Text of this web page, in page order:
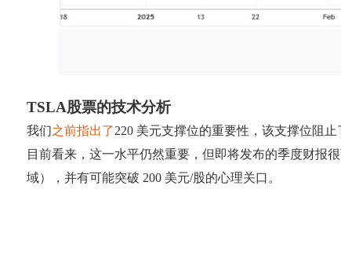
TSLA股票的技术分析
我们之前指出了220 美元支撑位的重要性，该支撑位阻
目前看来，这一水平仍然重要，但即将发布的季度财报
域），并有可能突破 200 美元/股的心理关口。